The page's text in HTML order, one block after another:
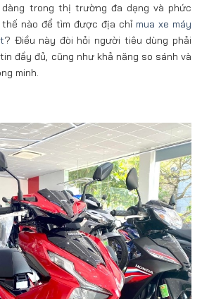
trong thị trường đa dạng và phức
nào để tìm được địa chỉ mua xe máy
? Điều này đòi hỏi người tiêu dùng phải
đầy đủ, cũng như khả năng so sánh và
minh.